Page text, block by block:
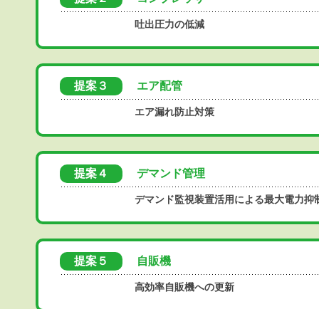
吐出圧力の低減
提案３ エア配管
エア漏れ防止対策
提案４ デマンド管理
デマンド監視装置活用による最大電力抑
提案５ 自販機
高効率自販機への更新